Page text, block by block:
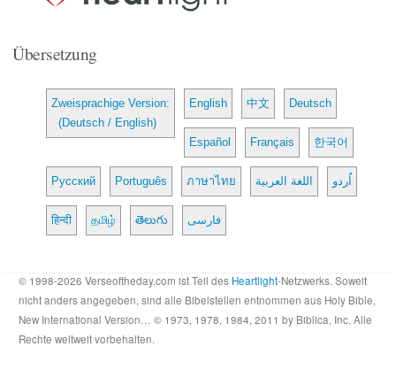
Übersetzung
Zweisprachige Version:
(Deutsch / English)
English 中文 Deutsch
Español Français 한국어
Русский Português ภาษาไทย اللغة العربية اُردو
हिन्दी தமிழ் తెలుగు فارسی
© 1998-2026 Verseoftheday.com ist Teil des Heartlight-Netzwerks. Soweit
nicht anders angegeben, sind alle Bibelstellen entnommen aus Holy Bible,
New International Version… © 1973, 1978, 1984, 2011 by Biblica, Inc. Alle
Rechte weltweit vorbehalten.